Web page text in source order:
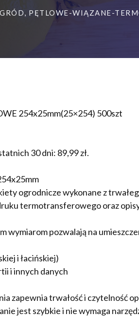
, PĘTLOWE-WIĄZANE-
254x25mm(25×254) 500szt
30 dni: 89,99zł.
ogrodnicze wykonane z
termotransferowego oraz
wymiarom pozwalają na
i łacińskiej)
i innych danych
zapewnia trwałość i czytelność
jest szybkie i nie wymaga